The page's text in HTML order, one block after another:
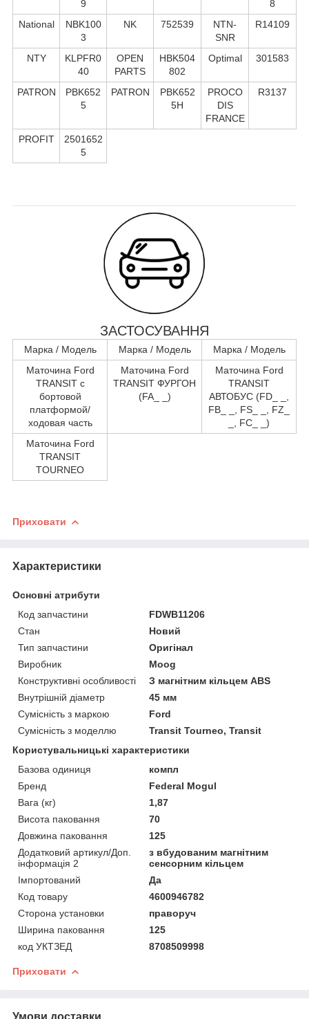
9
8
National
NBK100
3
NK 752539
NTN-
SNR
R14109
NTY
KLPFR0
40
OPEN
PARTS
HBK504
802
Optimal 301583
PATRON
PBK652
5
PATRON
PBK652
5H
PROCO
DIS
FRANCE
R3137
PROFIT
2501652
5
ЗАСТОСУВАННЯ
Марка / Модель Марка / Модель
Марка / Модель
Маточина Ford
TRANSIT c
бортовой
платформой/
ходовая часть
Маточина Ford
TRANSIT ФУРГОН
(FA_ _)
Маточина Ford
TRANSIT
АВТОБУС (FD_ _,
FB_ _, FS_ _, FZ_
_, FC_ _)
Маточина Ford
TRANSIT
TOURNEO
Приховати
Характеристики
Основні атрибути
Код запчастини
FDWB11206
Стан
Новий
Тип запчастини
Оригінал
Виробник
Moog
Конструктивні особливості
З магнітним кільцем ABS
Внутрішній діаметр
45 мм
Сумісність з маркою
Ford
Сумісність з моделлю
Transit Tourneo, Transit
Користувальницькі характеристики
Базова одиниця
компл
Бренд
Federal Mogul
Вага (кг)
1,87
Висота паковання
70
Довжина паковання
125
Додатковий артикул/Доп.
інформація 2
з вбудованим магнітним
сенсорним кільцем
Імпортований
Да
Код товару
4600946782
Сторона установки
праворуч
Ширина паковання
125
код УКТЗЕД
8708509998
Приховати
Умови доставки